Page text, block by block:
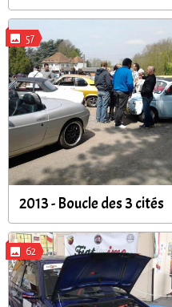
57
2013 - Boucle des 3 cités
62